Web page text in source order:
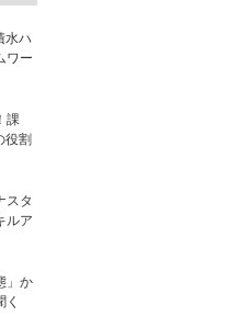
水ハ
ワー
課
役割
スタ
ルア
」か